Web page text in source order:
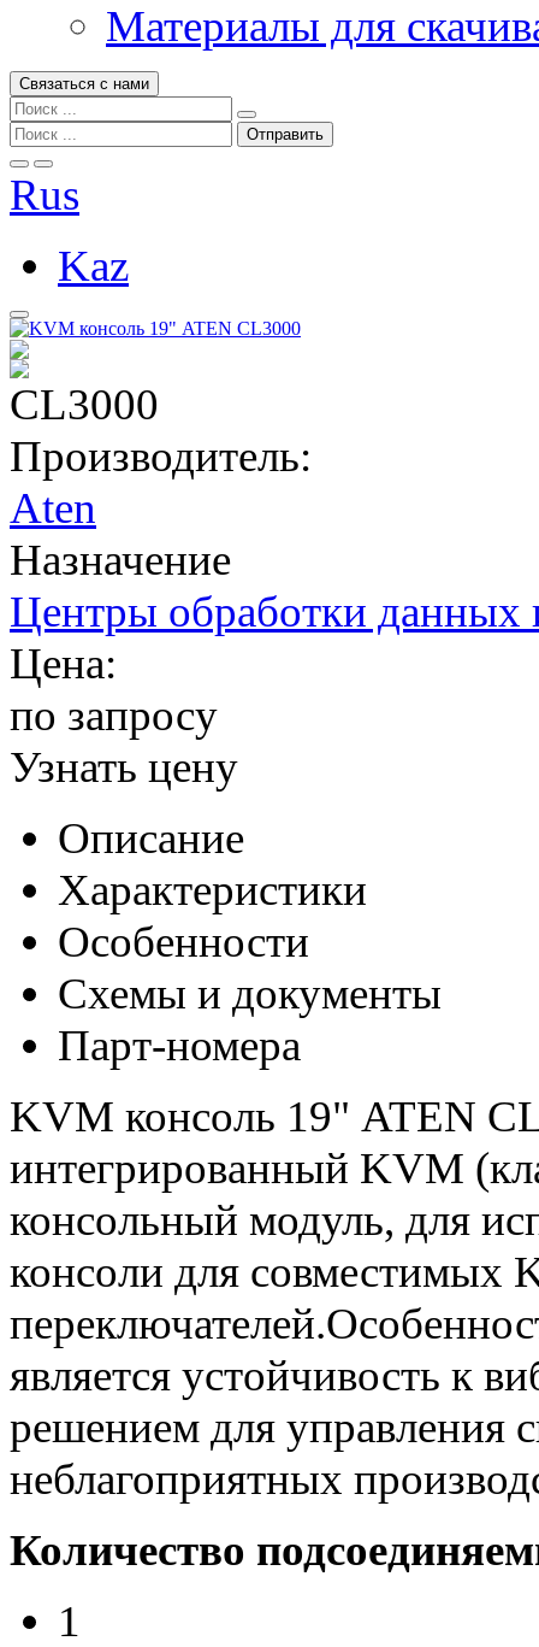
Материалы для
Связаться с нами
Rus
Kaz
CL3000
Производитель:
Aten
Назначение
Центры обработки данных
Цена:
по запросу
Узнать цену
Описание
Характеристики
Особенности
Схемы и документы
Парт-номера
KVM консоль 19" ATEN
интегрированный KVM
консольный модуль, для
консоли для совместимых
является устойчивость к
решением для управления
неблагоприятных
Количество
1